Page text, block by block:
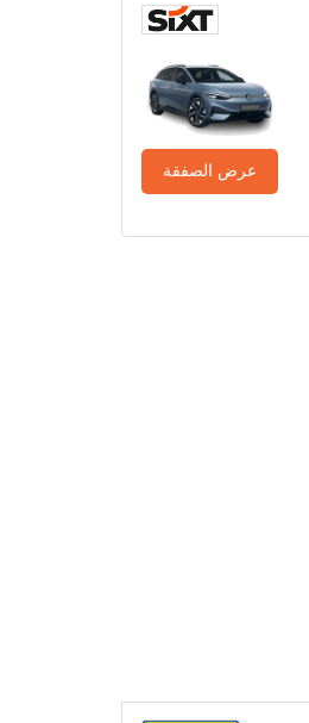
عرض الصفقة